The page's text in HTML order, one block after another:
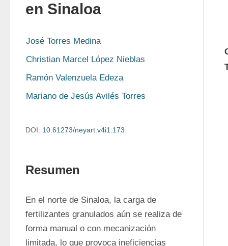
en Sinaloa
José Torres Medina
Christian Marcel López Nieblas
Ramón Valenzuela Edeza
Mariano de Jesús Avilés Torres
DOI: 10.61273/neyart.v4i1.173
Resumen
En el norte de Sinaloa, la carga de
fertilizantes granulados aún se realiza de
forma manual o con mecanización
limitada, lo que provoca ineficiencias